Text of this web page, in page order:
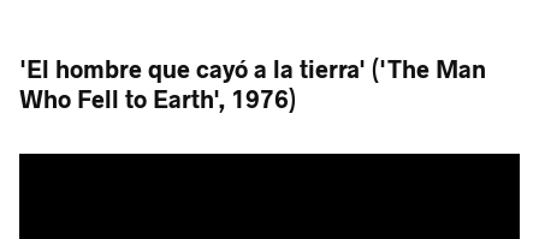
'El hombre que cayó a la tierra' ('The Man
Who Fell to Earth', 1976)